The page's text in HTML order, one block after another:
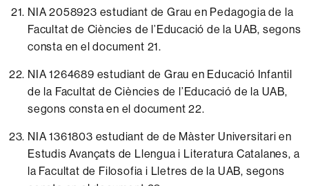
NIA 2058923 estudiant de Grau en Pedagogia de la
Facultat de Ciències de l’Educació de la UAB, segons
consta en eldocument 21.
NIA 1264689 estudiant de Grau en Educació Infantil
de la Facultat de Ciències de l’Educació de la UAB,
segons consta en eldocument 22.
NIA 1361803 estudiant de de Màster Universitari en
Estudis Avançats de Llengua i Literatura Catalanes, a
la Facultat de Filosofia i Lletres de la UAB, segons